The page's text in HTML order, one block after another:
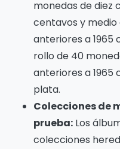
monedas de diez
centavos y medio
anteriores a 1965
rollo de 40
anteriores a 1965
plata.
Colecciones de
prueba: Los
colecciones